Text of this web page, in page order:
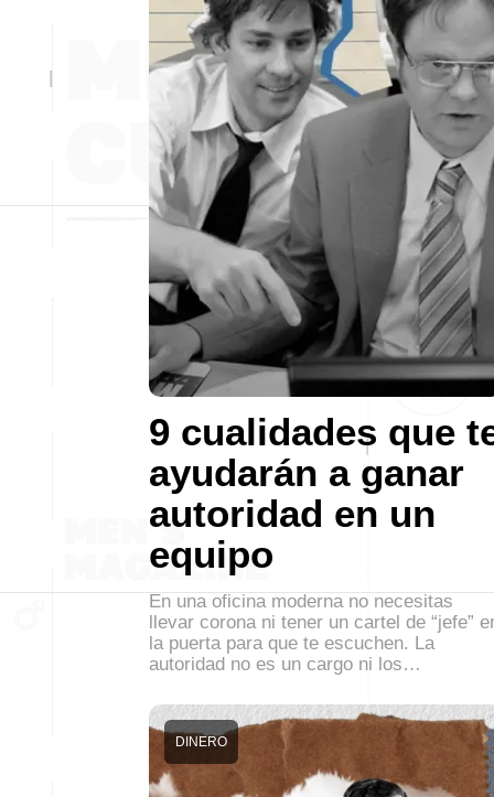
9 cualidades que
ayudarán a ganar
autoridad en un
equipo
En una oficina moderna no necesitas
llevar corona ni tener un cartel de “jefe”
la puerta para que te escuchen. La
autoridad no es un cargo ni los…
DINERO